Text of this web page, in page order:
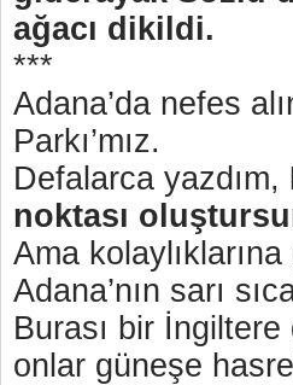
ağacı dikildi.
***
Adana’da nefes
Parkı’mız.
Defalarca yazdım,
noktası
Ama
Adana’nın sarı
Burası bir
onlar güneşe